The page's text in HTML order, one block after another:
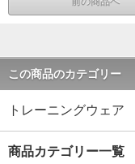
この商品のカテゴリー
トレーニングウェア
商品カテゴリー一覧